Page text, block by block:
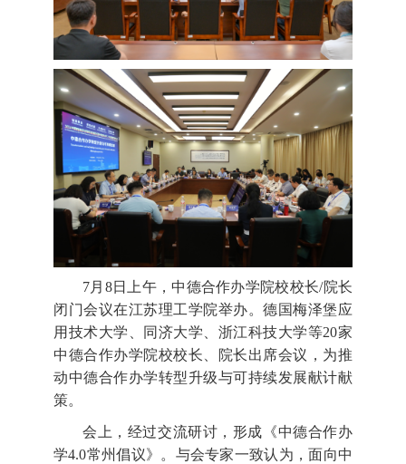
7月8日上午，中德合作办学院校校长/院长
闭门会议在江苏理工学院举办。德国梅泽堡应
用技术大学、同济大学、浙江科技大学等20家
中德合作办学院校校长、院长出席会议，为推
动中德合作办学转型升级与可持续发展献计献
策。
会上，经过交流研讨，形成《中德合作办
学4.0常州倡议》。与会专家一致认为，面向中